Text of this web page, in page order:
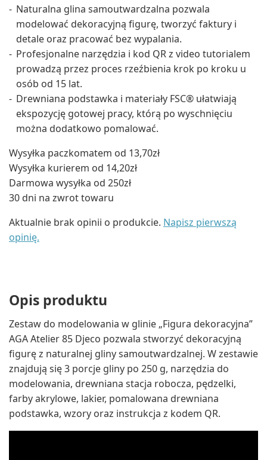
Naturalna glina samoutwardzalna pozwala
modelować dekoracyjną figurę, tworzyć faktury i
detale oraz pracować bez wypalania.
Profesjonalne narzędzia i kod QR z video tutorialem
prowadzą przez proces rzeźbienia krok po kroku u
osób od 15 lat.
Drewniana podstawka i materiały FSC® ułatwiają
ekspozycję gotowej pracy, którą po wyschnięciu
można dodatkowo pomalować.
Wysyłka paczkomatem od 13,70zł
Wysyłka kurierem od 14,20zł
Darmowa wysyłka od 250zł
30 dni na zwrot towaru
Aktualnie brak opinii o produkcie. Napisz pierwszą
opinię.
Opis produktu
Zestaw do modelowania w glinie „Figura dekoracyjna”
AGA Atelier 85 Djeco pozwala stworzyć dekoracyjną
figurę z naturalnej gliny samoutwardzalnej. W zestawie
znajdują się 3 porcje gliny po 250 g, narzędzia do
modelowania, drewniana stacja robocza, pędzelki,
farby akrylowe, lakier, pomalowana drewniana
podstawka, wzory oraz instrukcja z kodem QR.